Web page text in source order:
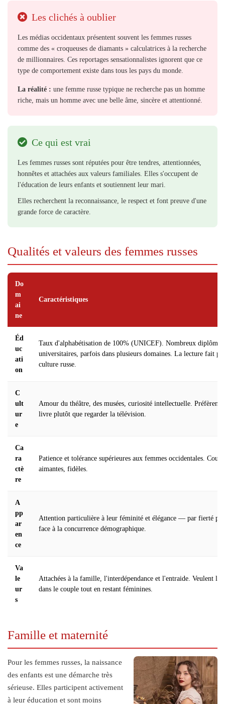
Les clichés à oublier
Les médias occidentaux présentent souvent les femmes russes
comme des « croqueuses de diamants » calculatrices à la recherche
de millionnaires. Ces reportages sensationnalistes ignorent que ce
type de comportement existe dans tous les pays du monde.
La réalité : une femme russe typique ne recherche pas un homme
riche, mais un homme avec une belle âme, sincère et attentionné.
Ce qui est vrai
Les femmes russes sont réputées pour être tendres, attentionnées,
honnêtes et attachées aux valeurs familiales. Elles s'occupent de
l'éducation de leurs enfants et soutiennent leur mari.
Elles recherchent la reconnaissance, le respect et font preuve d'une
grande force de caractère.
Qualités et valeurs des femmes russes
Do
m
ai
ne
Caractéristiques
Éd
uc
ati
on
Taux d'alphabétisation de 100% (UNICEF). Nombreux diplômes
universitaires, parfois dans plusieurs domaines. La lecture fait
culture russe.
C
ult
ur
e
Amour du théâtre, des musées, curiosité intellectuelle. Préfèrent
livre plutôt que regarder la télévision.
Ca
ra
ctè
re
Patience et tolérance supérieures aux femmes occidentales.
aimantes, fidèles.
A
pp
ar
en
ce
Attention particulière à leur féminité et élégance — par fierté
face à la concurrence démographique.
Va
le
ur
s
Attachées à la famille, l'interdépendance et l'entraide. Veulent
dans le couple tout en restant féminines.
Famille et maternité
Pour les femmes russes, la naissance
des enfants est une démarche très
sérieuse. Elles participent activement
à leur éducation et sont moins